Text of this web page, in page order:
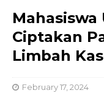
Mahasiswa
Ciptakan
Limbah
February 17, 2024